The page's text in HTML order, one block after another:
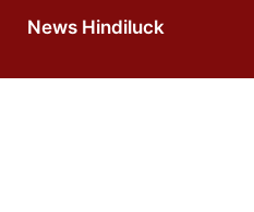
News Hindiluck